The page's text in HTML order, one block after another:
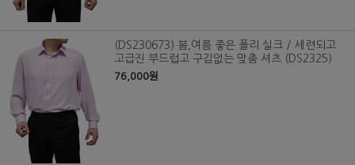
(DS230673) 봄,여름 좋은 폴리 실크 / 세련되고
고급진 부드럽고 구김없는 맞춤 셔츠 (DS2325)
76,000원